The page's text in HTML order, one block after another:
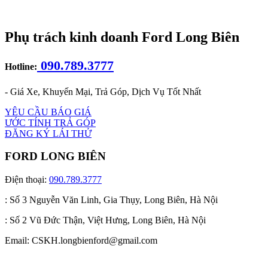
Phụ trách kinh doanh Ford Long Biên
Hotline: 090.789.3777
- Giá Xe, Khuyến Mại, Trả Góp, Dịch Vụ Tốt Nhất
YÊU CẦU BÁO GIÁ
ƯỚC TÍNH TRẢ GÓP
ĐĂNG KÝ LÁI THỬ
FORD LONG BIÊN
Điện thoại: 090.789.3777
: Số 3 Nguyễn Văn Linh, Gia Thụy, Long Biên, Hà Nội
: Số 2 Vũ Đức Thận, Việt Hưng, Long Biên, Hà Nội
Email: CSKH.longbienford@gmail.com